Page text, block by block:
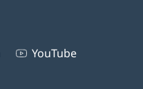
YouTube